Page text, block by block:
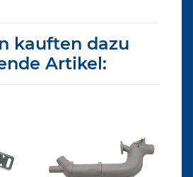
kauften dazu
Artikel: